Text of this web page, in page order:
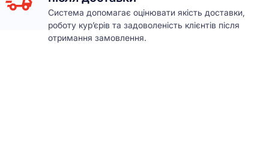
Система допомагає оцінювати якість доставки,
роботу кур’єрів та задоволеність клієнтів після
отримання замовлення.